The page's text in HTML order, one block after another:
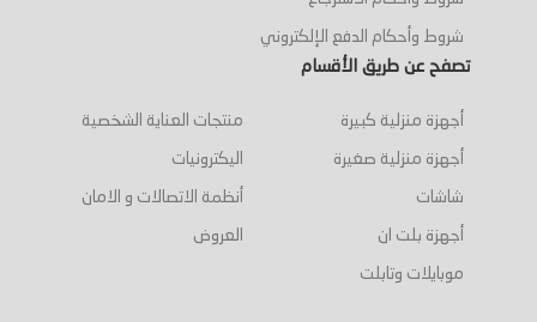
شروط وأحكام الدفع الإلكتروني
تصفح عن طريق الأقسام
أجهزة منزلية كبيرة
أجهزة منزلية صغيرة
شاشات
أجهزة بلت ان
موبايلات وتابلت
منتجات العناية الشخصية
اليكترونيات
أنظمة الاتصالات و الامان
العروض